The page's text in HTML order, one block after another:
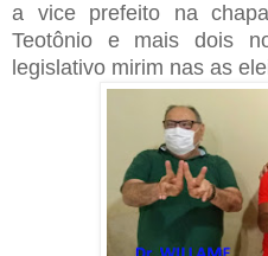
a vice prefeito na
Teotônio e mais dois
legislativo mirim nas as